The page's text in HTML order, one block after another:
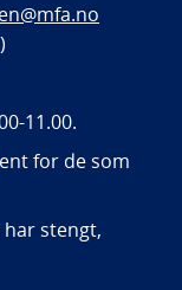
11.00.
for de som
har stengt,